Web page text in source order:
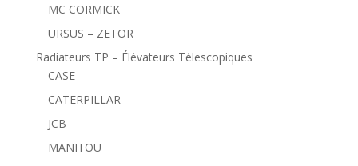
MC CORMICK
URSUS – ZETOR
Radiateurs TP – Élévateurs Télescopiques
CASE
CATERPILLAR
JCB
MANITOU